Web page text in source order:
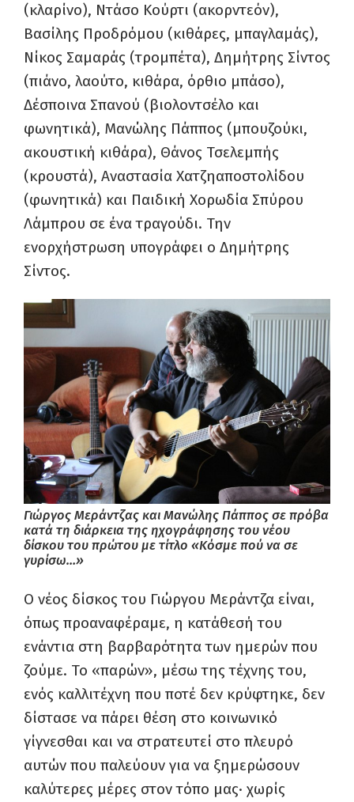
(κλαρίνο), Ντάσο Κούρτι (ακορντεόν),
Βασίλης Προδρόμου (κιθάρες, μπαγλαμάς),
Νίκος Σαμαράς (τρομπέτα), Δημήτρης Σίντος
(πιάνο, λαούτο, κιθάρα, όρθιο μπάσο),
Δέσποινα Σπανού (βιολοντσέλο και
φωνητικά), Μανώλης Πάππος (μπουζούκι,
ακουστική κιθάρα), Θάνος Τσελεμπής
(κρουστά), Αναστασία Χατζηαποστολίδου
(φωνητικά) και Παιδική Χορωδία Σπύρου
Λάμπρου σε ένα τραγούδι. Την
ενορχήστρωση υπογράφει ο Δημήτρης
Σίντος.
Γιώργος Μεράντζας και Μανώλης Πάππος σε πρόβα
κατά τη διάρκεια της ηχογράφησης του νέου
δίσκου του πρώτου με τίτλο «Κόσμε πού να σε
γυρίσω…»
Ο νέος δίσκος του Γιώργου Μεράντζα είναι,
όπως προαναφέραμε, η κατάθεσή του
ενάντια στη βαρβαρότητα των ημερών που
ζούμε. Το «παρών», μέσω της τέχνης του,
ενός καλλιτέχνη που ποτέ δεν κρύφτηκε, δεν
δίστασε να πάρει θέση στο κοινωνικό
γίγνεσθαι και να στρατευτεί στο πλευρό
αυτών που παλεύουν για να ξημερώσουν
καλύτερες μέρες στον τόπο μας· χωρίς